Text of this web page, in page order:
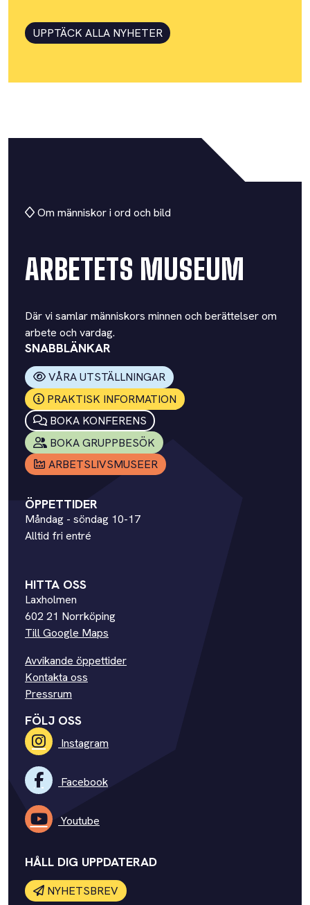
UPPTÄCK ALLA NYHETER
Om människor i ord och bild
ARBETETS MUSEUM
Där vi samlar människors minnen och berättelser om
arbete och vardag.
SNABBLÄNKAR
VÅRA UTSTÄLLNINGAR
PRAKTISK INFORMATION
BOKA KONFERENS
BOKA GRUPPBESÖK
ARBETSLIVSMUSEER
ÖPPETTIDER
Måndag - söndag 10-17
Alltid fri entré
HITTA OSS
Laxholmen
602 21 Norrköping
Till Google Maps
Avvikande öppettider
Kontakta oss
Pressrum
FÖLJ OSS
Instagram
Facebook
Youtube
HÅLL DIG UPPDATERAD
NYHETSBREV